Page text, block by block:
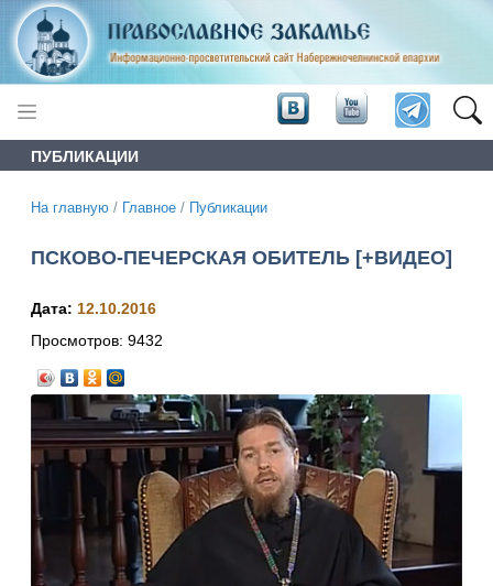
ПУБЛИКАЦИИ
На главную / Главное / Публикации
ПСКОВО-ПЕЧЕРСКАЯ ОБИТЕЛЬ [+ВИДЕО]
Дата: 12.10.2016
Просмотров: 9432